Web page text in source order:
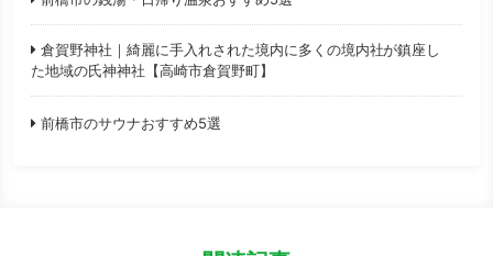
倉賀野神社｜綺麗に手入れされた境内に多くの境内社が鎮座し
た地域の氏神神社【高崎市倉賀野町】
前橋市のサウナおすすめ5選